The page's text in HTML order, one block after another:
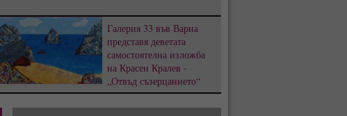
Галерия 33 във Варна
представя деветата
самостоятелна изложба
на Красен Кралев -
„Отвъд съзерцанието“